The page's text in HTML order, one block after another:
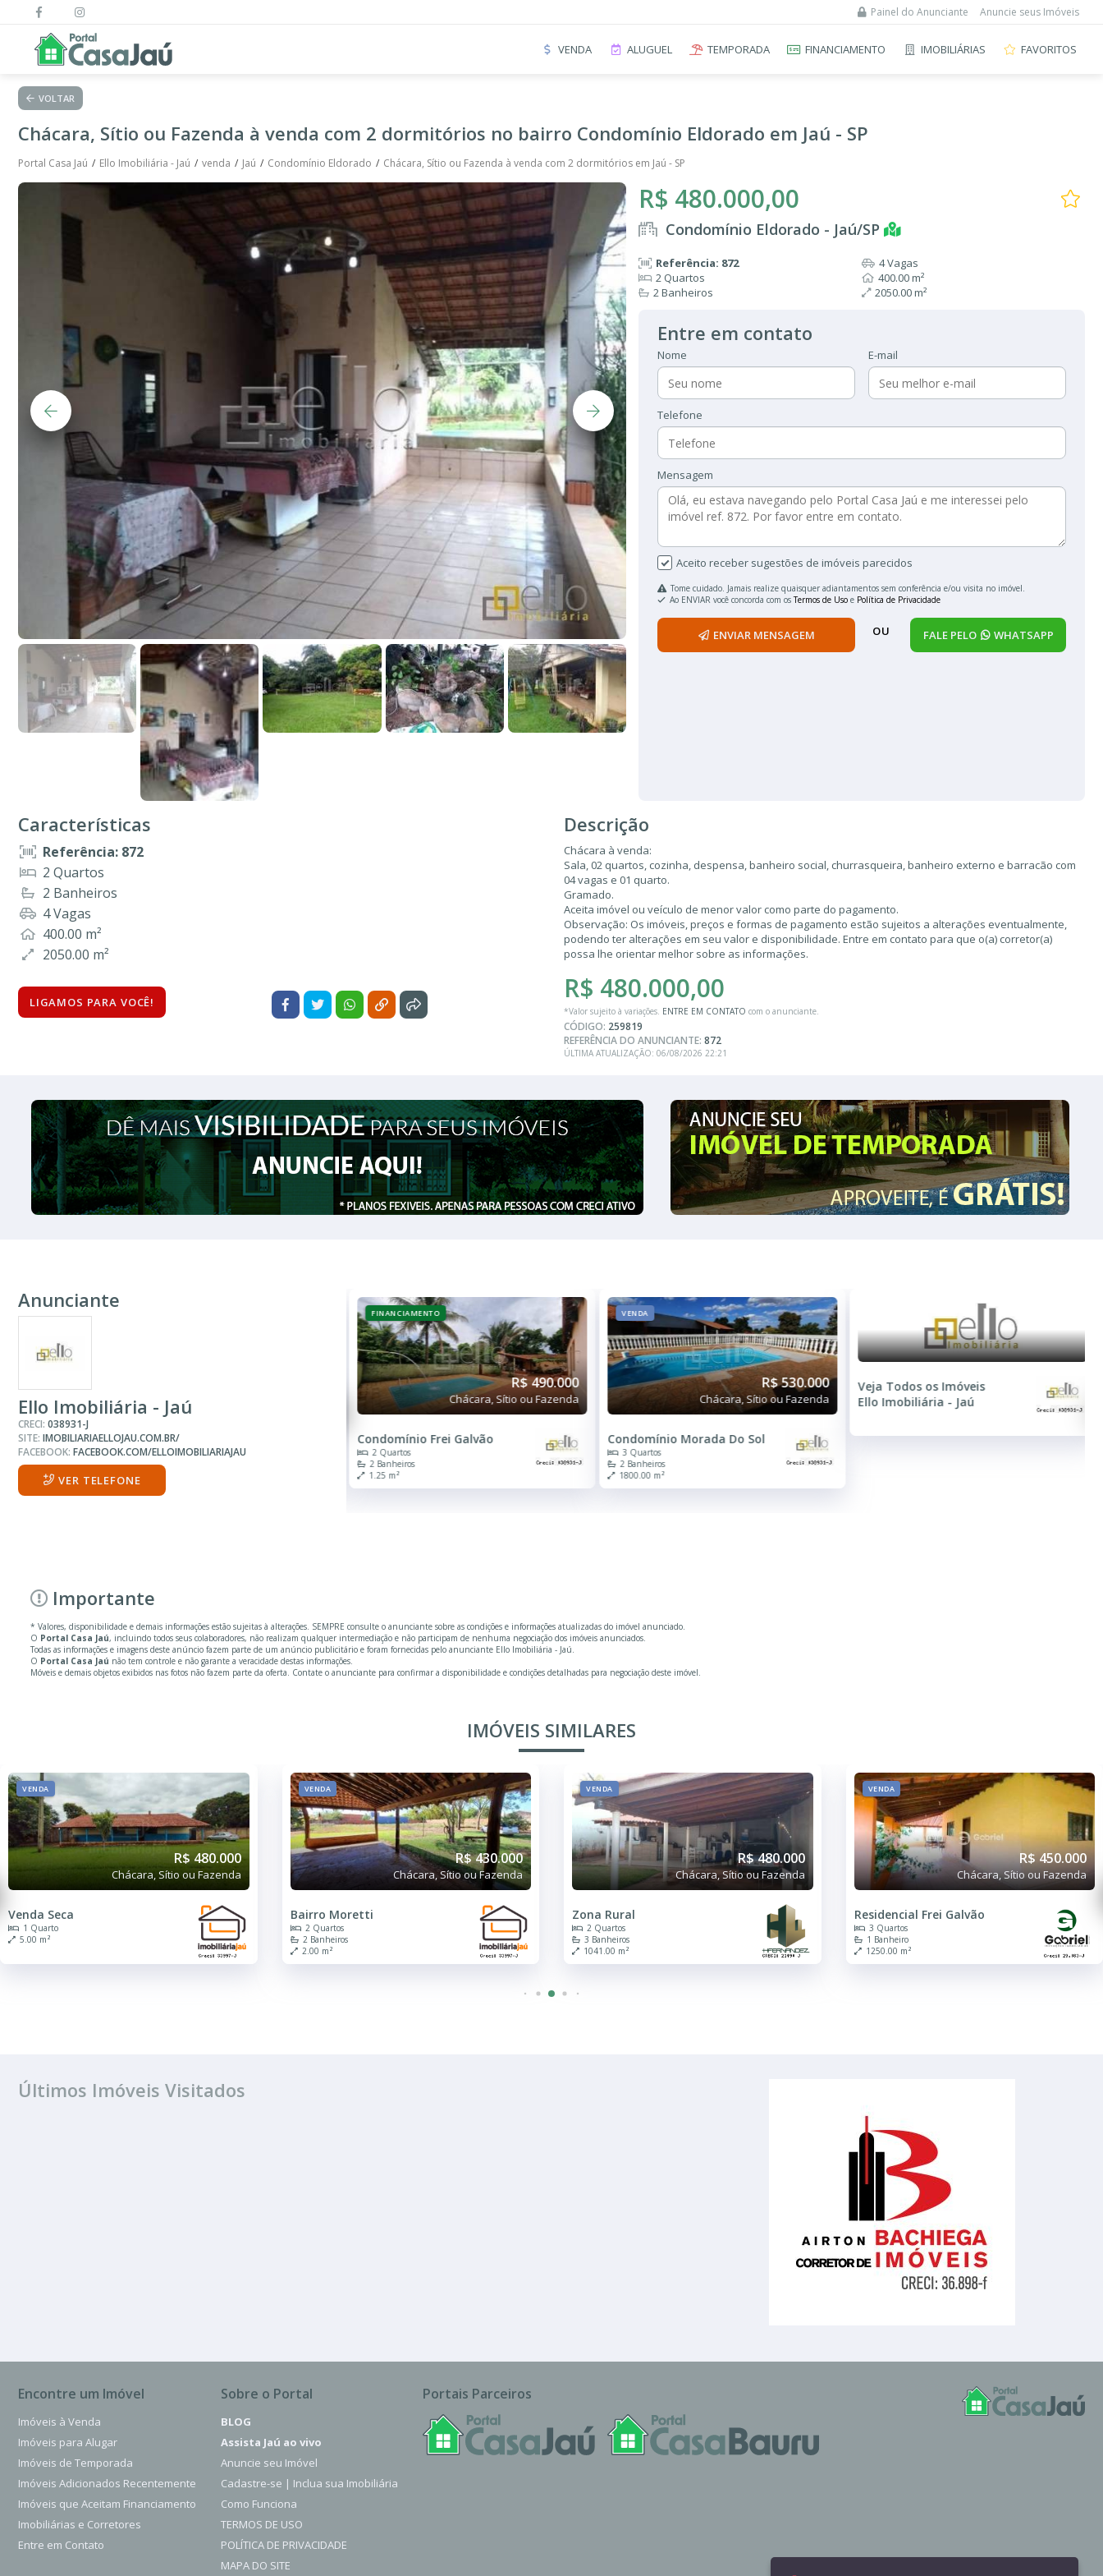
Painel do Anunciante Anuncie seus Imóveis
VENDA ALUGUEL TEMPORADA FINANCIAMENTO IMOBILIÁRIAS FAVORITOS
VOLTAR
Chácara, Sítio ou Fazenda à venda com 2 dormitórios no bairro Condomínio Eldorado em Jaú - SP
Portal Casa Jaú Ello Imobiliária - Jaú venda Jaú Condomínio Eldorado Chácara, Sítio ou Fazenda à venda com 2 dormitórios em Jaú - SP
R$ 480.000,00
Condomínio Eldorado - Jaú/SP
Referência: 872
2 Quartos
2 Banheiros
4 Vagas
400.00 m²
2050.00 m²
Entre em contato
Nome E-mail
Telefone
Mensagem
Aceito receber sugestões de imóveis parecidos
Tome cuidado. Jamais realize quaisquer adiantamentos sem conferência e/ou visita no imóvel.
Ao ENVIAR você concorda com osTermos de Uso e Política de Privacidade
ENVIAR MENSAGEM OU FALE PELO WHATSAPP
Características
Referência: 872
2 Quartos
2 Banheiros
4 Vagas
400.00 m²
2050.00 m²
LIGAMOS PARA VOCÊ!
Descrição
Chácara à venda:
Sala, 02 quartos, cozinha, despensa, banheiro social, churrasqueira, banheiro externo e barracão com
04 vagas e 01 quarto.
Gramado.
Aceita imóvel ou veículo de menor valor como parte do pagamento.
Observação: Os imóveis, preços e formas de pagamento estão sujeitos a alterações eventualmente,
podendo ter alterações em seu valor e disponibilidade. Entre em contato para que o(a) corretor(a)
possa lhe orientar melhor sobre as informações.
R$ 480.000,00
*Valor sujeito à variações. ENTRE EM CONTATO com o anunciante.
CÓDIGO: 259819
REFERÊNCIA DO ANUNCIANTE: 872
ÚLTIMA ATUALIZAÇÃO: 06/08/2026 22:21
Anunciante
Ello Imobiliária - Jaú
CRECI: 038931-J
SITE: IMOBILIARIAELLOJAU.COM.BR/
FACEBOOK: FACEBOOK.COM/ELLOIMOBILIARIAJAU
VER TELEFONE
VENDA
R$ 480.000
Chácara, Sítio ou Fazenda
Condomínio Eldorado
2 Quartos
2 Banheiros
2050.00 m²
FINANCIAMENTO
R$ 490.000
Chácara, Sítio ou Fazenda
Condomínio Frei Galvão
2 Quartos
2 Banheiros
1.25 m²
R$ 530.000
Chácara, Sítio ou Fazenda
Condomínio Morada Do Sol
Importante
* Valores, disponibilidade e demais informações estão sujeitas à alterações. SEMPRE consulte o anunciante sobre as condições e informações atualizadas do imóvel anunciado.
O Portal Casa Jaú, incluindo todos seus colaboradores, não realizam qualquer intermediação e não participam de nenhuma negociação dos imóveis anunciados.
Todas as informações e imagens deste anúncio fazem parte de um anúncio publicitário e foram fornecidas pelo anunciante Ello Imobiliária - Jaú.
O Portal Casa Jaú não tem controle e não garante a veracidade destas informações.
Móveis e demais objetos exibidos nas fotos não fazem parte da oferta. Contate o anunciante para confirmar a disponibilidade e condições detalhadas para negociação deste imóvel.
IMÓVEIS SIMILARES
R$ 430.000
Chácara, Sítio ou Fazenda
VENDA
R$ 480.000
Chácara, Sítio ou Fazenda
Zona Rural
VENDA
R$ 450.000
Chácara, Sítio ou Fazenda
Residencial Frei Galvão
VENDA
Chácara,
Condomínio São Luiz
Últimos Imóveis Visitados
Encontre um Imóvel
Imóveis à Venda
Imóveis para Alugar
Imóveis de Temporada
Imóveis Adicionados Recentemente
Imóveis que Aceitam Financiamento
Imobiliárias e Corretores
Entre em Contato
Sobre o Portal
BLOG
Assista Jaú ao vivo
Anuncie seu Imóvel
Cadastre-se | Inclua sua Imobiliária
Como Funciona
TERMOS DE USO
POLÍTICA DE PRIVACIDADE
MAPA DO SITE
Portais Parceiros